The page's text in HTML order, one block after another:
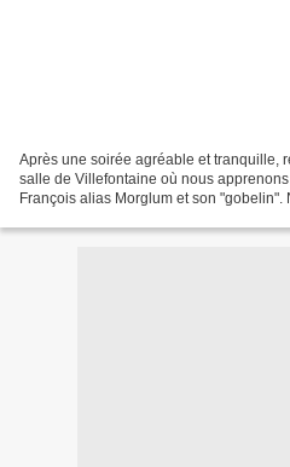
Après une soirée agréable et tranquille,
salle de Villefontaine où nous
François alias Morglum et son "gobelin".